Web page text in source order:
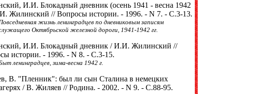
И.И. Блокадный дневник (осень 1941 - весна 1942
Жилинский // Вопросы истории. - 1996. - N 7. - С.3-13.
жизнь ленинградцев по дневниковым записям
Октябрьской железной дороги, 1941-1942 гг.
И.И. Блокадный дневник / И.И. Жилинский //
истории. - 1996. - N 8. - С.3-15.
ленинградцев, зима-весна 1942 г.
В. "Пленник": был ли сын Сталина в немецких
/ В. Жиляев // Родина. - 2002. - N 9. - С.88-95.